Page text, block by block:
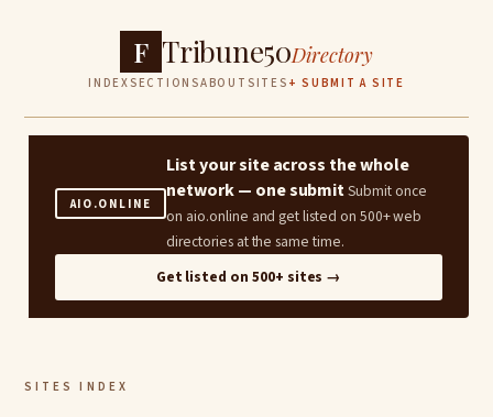
F Tribune50Directory
INDEXSECTIONSABOUT SITES + SUBMIT A SITE
AIO.ONLINE
List your site across the whole
network — one submitSubmit once
on aio.online and get listed on 500+ web
directories at the same time.
Get listed on 500+ sites →
SITES INDEX